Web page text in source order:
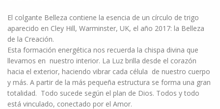
El colgante Belleza contiene la esencia de un círculo de trigo
aparecido en Cley Hill, Warminster, UK, el año 2017: la Belleza
de la Creación.
Esta formación energética nos recuerda la chispa divina que
llevamos en nuestro interior. La Luz brilla desde el corazón
hacia el exterior, haciendo vibrar cada célula de nuestro cuerpo
y más. A partir de la más pequeña estructura se forma una gran
totalidad. Todo sucede según el plan de Dios. Todos y todo
está vinculado, conectado por el Amor.